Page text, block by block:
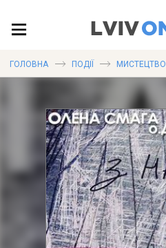
ПУБЛІКАЦІЇ
ГОЛОВНА ПОДІЇ МИСТЕЦТВО